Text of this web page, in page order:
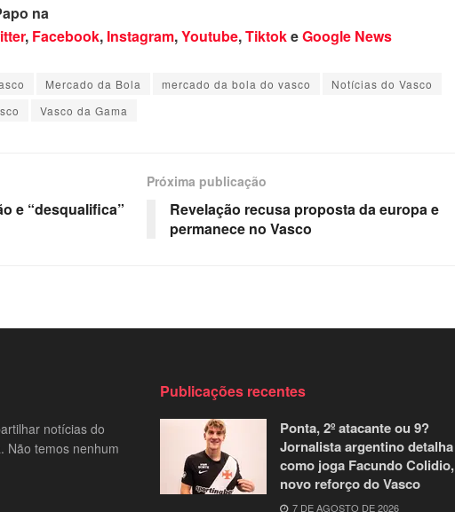
na
, Facebook, Instagram,Youtube,TiktokeGoogle News
Mercado da Bola mercado da bola do vasco
Notícias do Vasco
Vasco da Gama
e “desqualifica”
Próxima publicação
Revelação recusa proposta da europa e
permanece no Vasco
notícias do
Não temos nenhum
Publicações recentes
Ponta, 2º atacante ou 9?
Jornalista argentino detalha
como joga Facundo Colidio,
novo reforço do Vasco
7 DE AGOSTO DE 2026